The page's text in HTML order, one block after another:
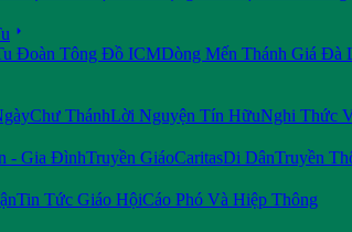

Đoàn Tông Đồ ICMDòng Mến Thánh Giá Đà
Chư ThánhLời Nguyện Tín HữuNghi Thức
- Gia ĐìnhTruyền GiáoCaritasDi DânTruyền
Tin Tức Giáo HộiCáo Phó Và Hiệp Thông